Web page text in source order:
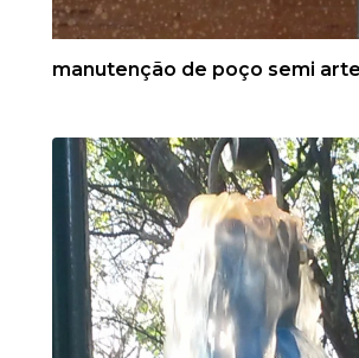
manutenção de poço semi